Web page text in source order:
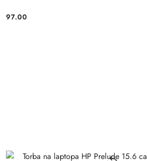
Cena:
97.00